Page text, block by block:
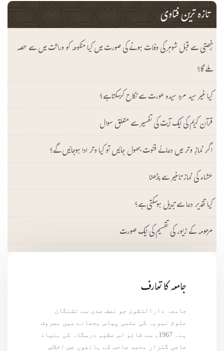
تازہ ترین فتاوی
رخصتی سے قبل شوہر کی وفات ہونے کی صورت میں کیا منکوحہ کو وراثت میں سے حصہ
ملے گا؟
کیا غیر سید مرد سیدہ عورت سے نکاح کرسکتا ہے؟
قرآن کریم کی ایک آیت کی تفسیر سے متعلق سوال
اگر نمازِ وتر میں دعائے قنوت بھول جائیں تو کیا وتر ادا ہوجائیں گے؟
عشاء کی نماز تاخیر سے پڑھنا
کیا تقدیر دعا سے تبدیل ہوسکتی ہے؟
مرحومہ کے زیور کی تقسیم کی ایک صورت
جامعہ کا تعارف
جامعہ دارالتقویٰ جو نصف صدی سے تشنگان
علوم نبویہ کی علمی پیاس بجھانے میں مصروف
ہے۔ 1967ء سے قائم اس عظیم درسگاہ کی بنیاد
حاجی گلزار محمد صاحب کے ہاتھوں جس اخلاص